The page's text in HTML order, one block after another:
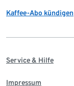
Kaffee-Abo kündigen
Service & Hilfe
Impressum